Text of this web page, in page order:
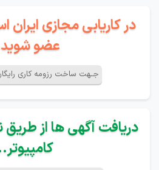
در کاریابی مجازی ایران
عضو
جـهت ساخت رزومه کاری
دریافت آگهی ها از طریق